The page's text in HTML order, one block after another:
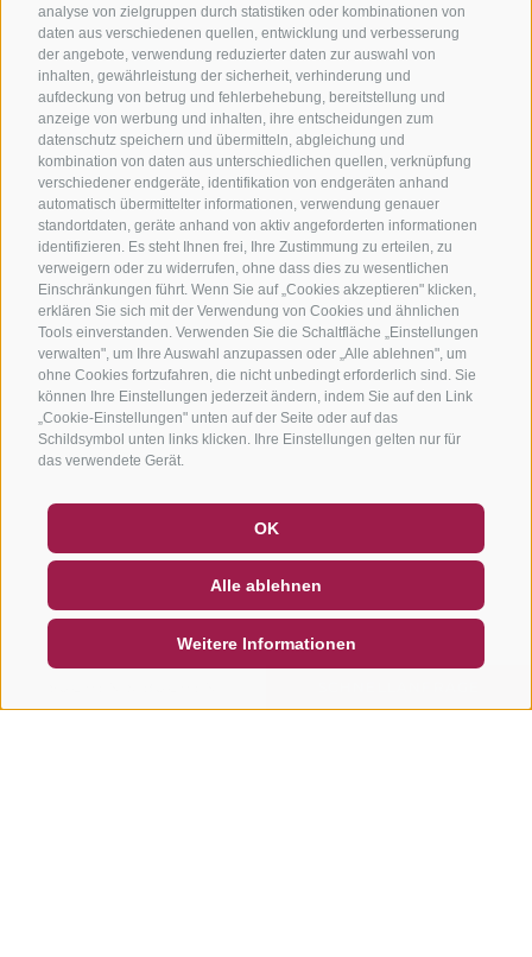
analyse von zielgruppen durch statistiken oder kombinationen von
daten aus verschiedenen quellen, entwicklung und verbesserung
der angebote, verwendung reduzierter daten zur auswahl von
inhalten, gewährleistung der sicherheit, verhinderung und
aufdeckung von betrug und fehlerbehebung, bereitstellung und
anzeige von werbung und inhalten, ihre entscheidungen zum
datenschutz speichern und übermitteln, abgleichung und
kombination von daten aus unterschiedlichen quellen, verknüpfung
verschiedener endgeräte, identifikation von endgeräten anhand
automatisch übermittelter informationen, verwendung genauer
standortdaten, geräte anhand von aktiv angeforderten informationen
identifizieren. Es steht Ihnen frei, Ihre Zustimmung zu erteilen, zu
verweigern oder zu widerrufen, ohne dass dies zu wesentlichen
Einschränkungen führt. Wenn Sie auf „Cookies akzeptieren" klicken,
erklären Sie sich mit der Verwendung von Cookies und ähnlichen
Tools einverstanden. Verwenden Sie die Schaltfläche „Einstellungen
verwalten", um Ihre Auswahl anzupassen oder „Alle ablehnen", um
ohne Cookies fortzufahren, die nicht unbedingt erforderlich sind. Sie
können Ihre Einstellungen jederzeit ändern, indem Sie auf den Link
„Cookie-Einstellungen" unten auf der Seite oder auf das
Schildsymbol unten links klicken. Ihre Einstellungen gelten nur für
das verwendete Gerät.
OK
Alle ablehnen
Weitere Informationen
NEWSLETTER
SOCIAL WALL WETTER